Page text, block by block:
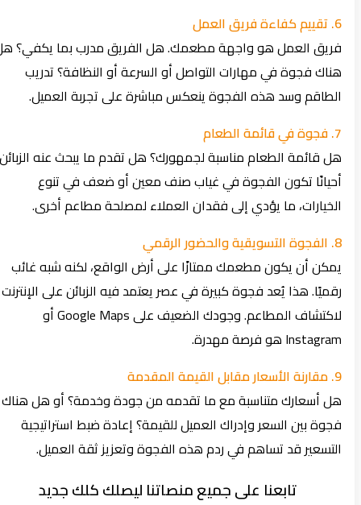
فريق العمل هو واجهة مطعمك. هل الفريق مدرب بما يكفي؟ هل
هناك فجوة في مهارات التواصل أو السرعة أو النظافة؟ تدريب
الطاقم وسد هذه الفجوة ينعكس مباشرة على تجربة العميل.
هل قائمة الطعام مناسبة لجمهورك؟ هل تقدم ما يبحث عنه الزبائن؟
أحيانًا تكون الفجوة في غياب صنف معين أو ضعف في تنوع
الخيارات، ما يؤدي إلى فقدان العملاء لمصلحة مطاعم أخرى.
يمكن أن يكون مطعمك ممتازًا على أرض الواقع، لكنه شبه غائب
رقميًا. هذا يُعد فجوة كبيرة في عصر يعتمد فيه الزبائن على الإنترنت
لاكتشاف المطاعم. وجودك الضعيف على Google Maps أو
Instagram هو فرصة مهدرة.
هل أسعارك متناسبة مع ما تقدمه من جودة وخدمة؟ أو هل هناك
فجوة بين السعر وإدراك العميل للقيمة؟ إعادة ضبط استراتيجية
التسعير قد تساهم في ردم هذه الفجوة وتعزيز ثقة العميل.
تابعنا على جميع منصاتنا ليصلك كلك جديد